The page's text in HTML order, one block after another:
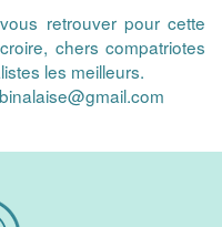
retrouver pour cette
chers compatriotes
les meilleurs.